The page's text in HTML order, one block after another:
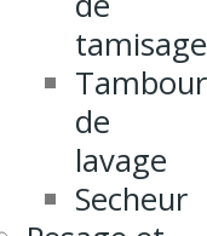
tamisage
Tambour
de
lavage
Secheur